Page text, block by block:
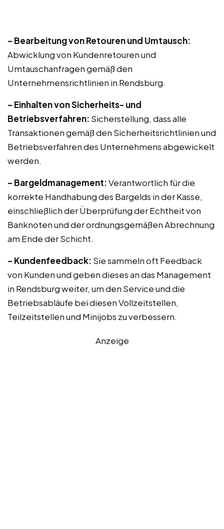
– Bearbeitung von Retouren und Umtausch:
Abwicklung von Kundenretouren und
Umtauschanfragen gemäß den
Unternehmensrichtlinien in Rendsburg.
– Einhalten von Sicherheits- und
Betriebsverfahren: Sicherstellung, dass alle
Transaktionen gemäß den Sicherheitsrichtlinien und
Betriebsverfahren des Unternehmens abgewickelt
werden.
– Bargeldmanagement:Verantwortlich für die
korrekte Handhabung des Bargelds in der Kasse,
einschließlich der Überprüfung der Echtheit von
Banknoten und der ordnungsgemäßen Abrechnung
am Ende der Schicht.
– Kundenfeedback: Sie sammeln oft Feedback
von Kunden und geben dieses an das Management
in Rendsburg weiter, um den Service und die
Betriebsabläufe bei diesen Vollzeitstellen,
Teilzeitstellen und Minijobs zu verbessern.
Anzeige